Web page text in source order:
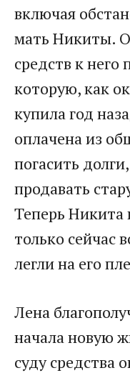
включая
мать Никиты.
средств к него
которую, как
купила год
оплачена из
погасить
продавать
Теперь
только сейчас
легли на его
Лена
начала новую
суду средства